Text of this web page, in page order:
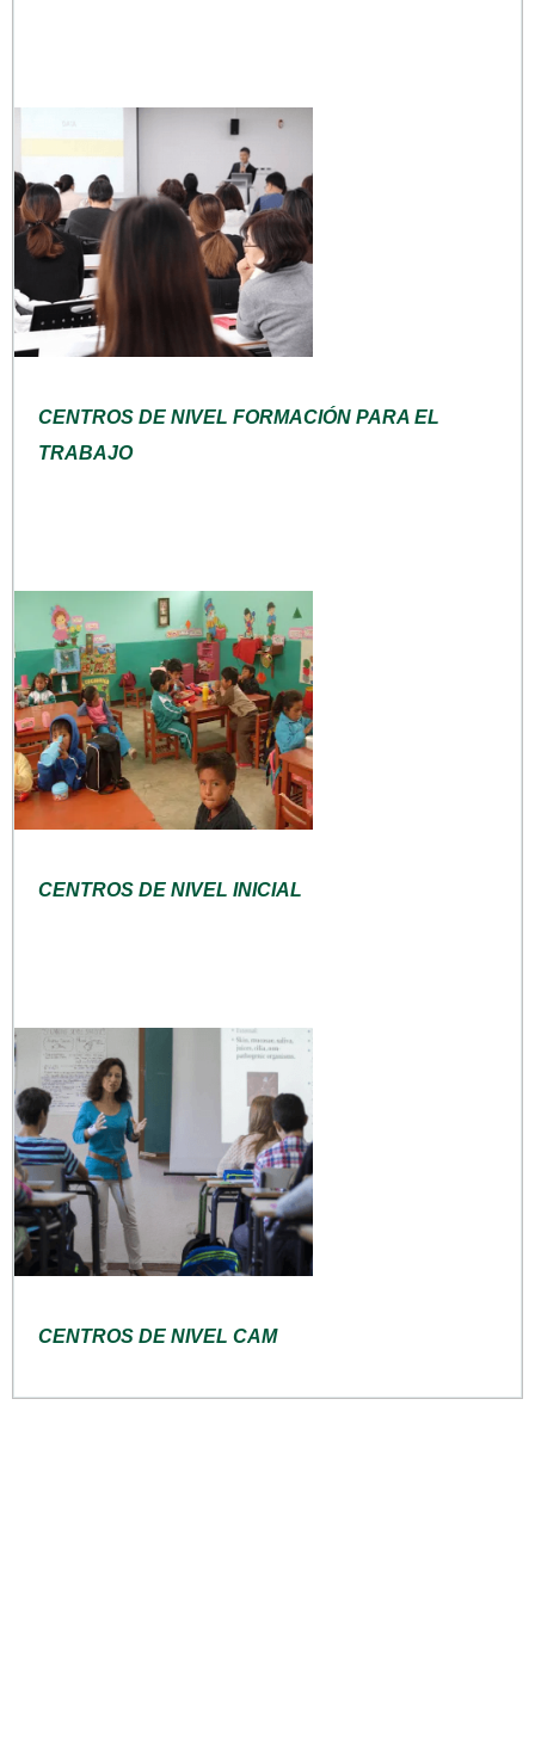
CENTROS DE NIVEL FORMACIÓN PARA EL
TRABAJO
CENTROS DE NIVEL INICIAL
CENTROS DE NIVEL CAM